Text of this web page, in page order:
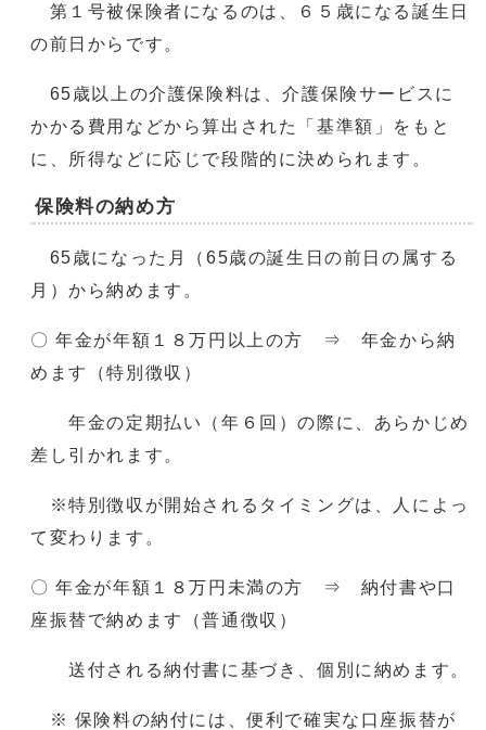
第１号被保険者になるのは、６５歳になる誕生日
の前日からです。
65歳以上の介護保険料は、介護保険サービスに
かかる費用などから算出された「基準額」をもと
に、所得などに応じで段階的に決められます。
保険料の納め方
65歳になった月（65歳の誕生日の前日の属する
月）から納めます。
〇 年金が年額１８万円以上の方 ⇒ 年金から納
めます（特別徴収）
年金の定期払い（年６回）の際に、あらかじめ
差し引かれます。
※特別徴収が開始されるタイミングは、人によっ
て変わります。
〇 年金が年額１８万円未満の方 ⇒ 納付書や口
座振替で納めます（普通徴収）
送付される納付書に基づき、個別に納めます。
※ 保険料の納付には、便利で確実な口座振替が